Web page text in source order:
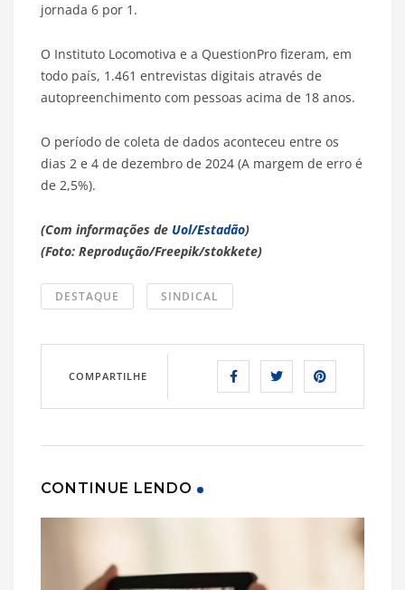
jornada 6 por 1.
O Instituto Locomotiva e a QuestionPro fizeram, em
todo país, 1.461 entrevistas digitais através de
autopreenchimento com pessoas acima de 18 anos.
O período de coleta de dados aconteceu entre os
dias 2 e 4 de dezembro de 2024 (A margem de erro é
de 2,5%).
(Com informações de Uol/Estadão)
(Foto: Reprodução/Freepik/stokkete)
DESTAQUE SINDICAL
COMPARTILHE
CONTINUE LENDO